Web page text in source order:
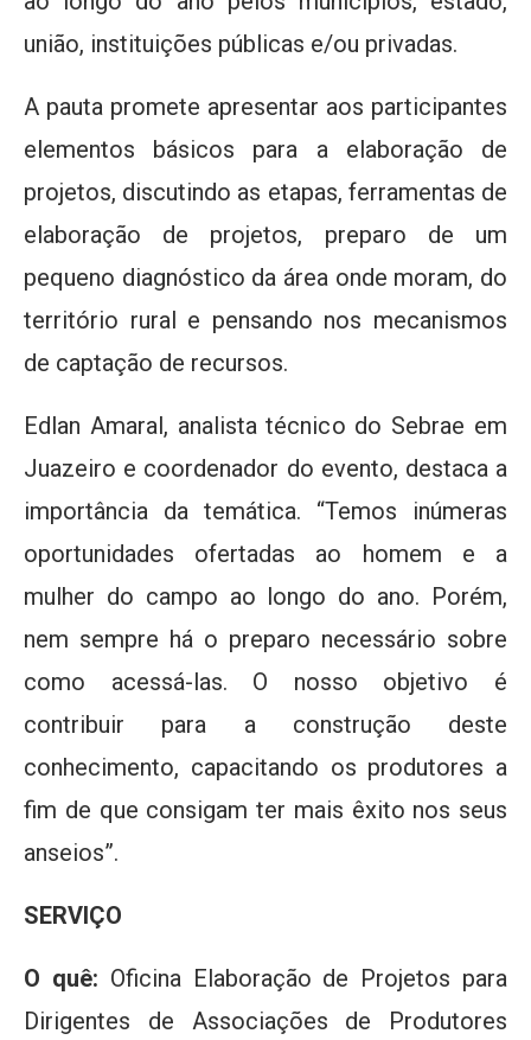
união, instituições públicas e/ou privadas.
A pauta promete apresentar aos participantes
elementos básicos para a elaboração de
projetos, discutindo as etapas, ferramentas de
elaboração de projetos, preparo de um
pequeno diagnóstico da área onde moram, do
território rural e pensando nos mecanismos
de captação de recursos.
Edlan Amaral, analista técnico do Sebrae em
Juazeiro e coordenador do evento, destaca a
importância da temática. “Temos inúmeras
oportunidades ofertadas ao homem e a
mulher do campo ao longo do ano. Porém,
nem sempre há o preparo necessário sobre
como acessá-las. O nosso objetivo é
contribuir para a construção deste
conhecimento, capacitando os produtores a
fim de que consigam ter mais êxito nos seus
anseios”.
SERVIÇO
O quê: Oficina Elaboração de Projetos para
Dirigentes de Associações de Produtores